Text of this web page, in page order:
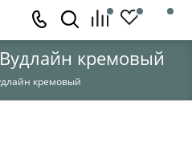
кремовый
кремовый